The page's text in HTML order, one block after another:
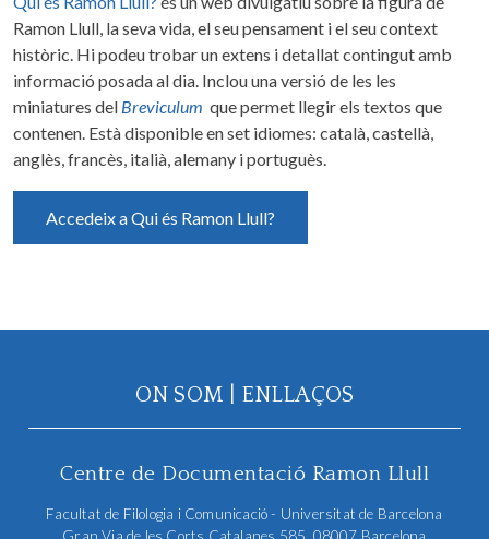
Ramon Llull, la seva vida, el seu pensament i el seu context
històric. Hi podeu trobar un extens i detallat contingut amb
informació posada al dia. Inclou una versió de les les
miniatures del Breviculum que permet llegir els textos que
contenen. Està disponible en set idiomes: català, castellà,
anglès, francès, italià, alemany i portuguès.
Accedeix a Qui és Ramon Llull?
ON SOM ENLLAÇOS
Centre de Documentació Ramon Llull
Facultat de Filologia i Comunicació - Universitat de Barcelona